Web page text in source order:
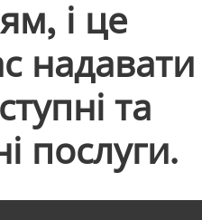
і це
надавати
та
послуги.